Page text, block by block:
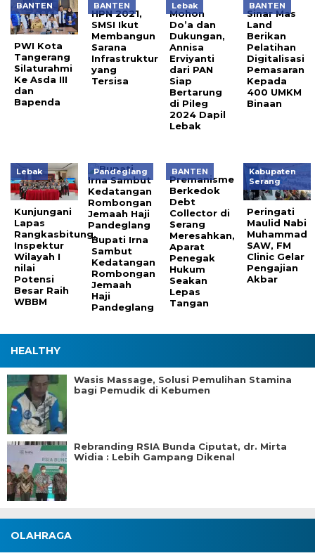
BANTEN
PWI Kota
Tangerang
Silaturahmi
Ke Asda III
dan
Bapenda
BANTEN
HPN 2021,
SMSI Ikut
Membangun
Sarana
Infrastruktur
yang
Tersisa
Lebak
Mohon
Do’a dan
Dukungan,
Annisa
Erviyanti
dari PAN
Siap
Bertarung
di Pileg
2024 Dapil
Lebak
BANTEN
Sinar Mas
Land
Berikan
Pelatihan
Digitalisasi
Pemasaran
Kepada
400 UMKM
Binaan
Lebak
Kunjungani
Lapas
Rangkasbitung,
Inspektur
Wilayah I
nilai
Potensi
Besar Raih
WBBM
Pandeglang
Bupati Irna
Sambut
Kedatangan
Rombongan
Jemaah
Haji
Pandeglang
BANTEN
Premanisme
Berkedok
Debt
Collector di
Serang
Meresahkan,
Aparat
Penegak
Hukum
Seakan
Lepas
Tangan
Kabupaten
Serang
Peringati
Maulid Nabi
Muhammad
SAW, FM
Clinic Gelar
Pengajian
Akbar
HEALTHY
Wasis Massage, Solusi Pemulihan Stamina
bagi Pemudik di Kebumen
Rebranding RSIA Bunda Ciputat, dr. Mirta
Widia : Lebih Gampang Dikenal
OLAHRAGA